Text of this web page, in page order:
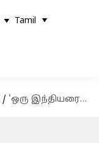
Tamil
/ 'ஒரு இந்தியரை விண்வெளிக்கு அனுப்பத் தயாராக இருக்கிறது அமெரிக்கா': நாசா தலைவர் அறிவிப்பு